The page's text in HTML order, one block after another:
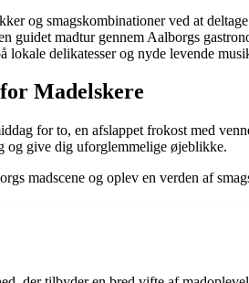
og smagskombinationer ved at
guidet madtur gennem Aalborgs
lokale delikatesser og nyde levende
Madelskere
for to, en afslappet frokost med
og give dig uforglemmelige øjeblikke.
madscene og oplev en verden af